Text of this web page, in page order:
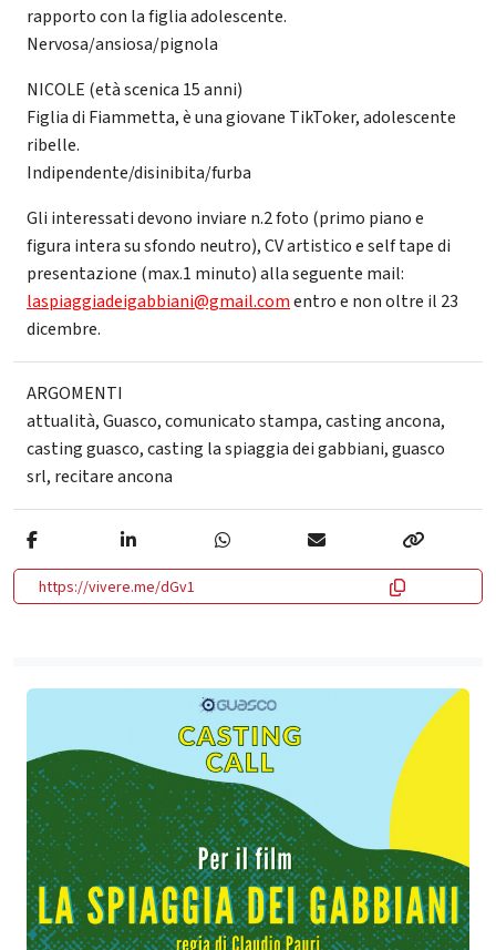
rapporto con la figlia adolescente.
Nervosa/ansiosa/pignola
NICOLE (età scenica 15 anni)
Figlia di Fiammetta, è una giovane TikToker, adolescente
ribelle.
Indipendente/disinibita/furba
Gli interessati devono inviare n.2 foto (primo piano e
figura intera su sfondo neutro), CV artistico e self tape di
presentazione (max.1 minuto) alla seguente mail:
laspiaggiadeigabbiani@gmail.comentro e non oltre il 23
dicembre.
ARGOMENTI
attualità,Guasco,comunicato stampa,casting ancona,
casting guasco,casting la spiaggia dei gabbiani,guasco
srl, recitare ancona
https://vivere.me/dGv1